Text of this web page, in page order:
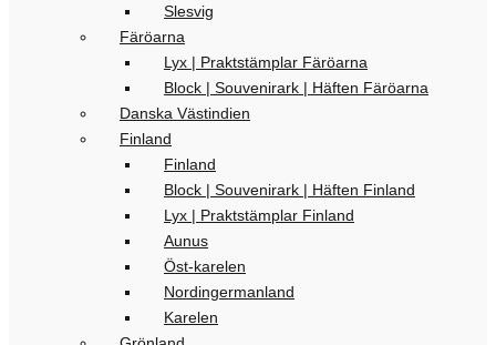
Slesvig
Färöarna
Lyx | Praktstämplar Färöarna
Block | Souvenirark | Häften Färöarna
Danska Västindien
Finland
Finland
Block | Souvenirark | Häften Finland
Lyx | Praktstämplar Finland
Aunus
Öst-karelen
Nordingermanland
Karelen